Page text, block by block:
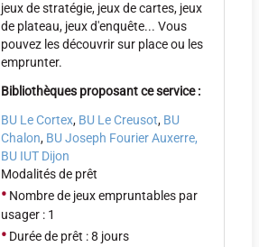
jeux de stratégie, jeux de cartes, jeux
de plateau, jeux d'enquête... Vous
pouvez les découvrir sur place ou les
emprunter.
Bibliothèques proposant ce service :
BU Le Cortex, BU Le Creusot, BU
Chalon, BU Joseph Fourier Auxerre,
BU IUT Dijon
Modalités de prêt
• Nombre de jeux empruntables par
usager : 1
• Durée de prêt : 8 jours